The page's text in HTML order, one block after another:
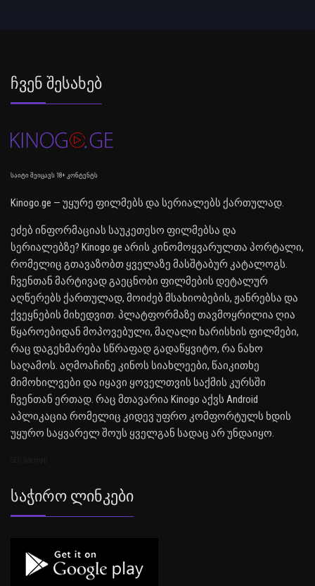
Ჩვენ Შესახებ
საიტი შეიცავს 18+ კონტენტს
Kinogo.ge — უყურე ფილმებს და სერიალებს ქართულად.
ეძებ ინფორმაციას საუკეთესო ფილმებსა და
სერიალებზე? Kinogo.ge არის კინომოყვარულთა პორტალი,
რომელიც გთავაზობთ ყველაზე მასშტაბურ კატალოგს.
ჩვენთან მარტივად გაეცნობი ფილმების დეტალურ
აღწერებს ქართულად, მოიძებ მსახიობების, ჟანრებსა და
ქვეყნების მიხედვით. პლატფორმაზე თავმოყრილია ღია
წყაროებიდან მოპოვებული, მაღალი ხარისხის ფილმები,
რაც დაგეხმარება სწრაფად გადაწყვიტო, რა ნახო
საღამოს. აღმოაჩინე კინოს სიახლეები, წაიკითხე
მიმოხილვები და იყავი ყოველთვის საქმის კურსში
ჩვენთან ერთად. რაც მთავარია Kinogo აქვს Android
აპლიკაცია რომელიც კიდევ უფრო კომფორტულს ხდის
უყურო საყვარელ შოუს ყველგან სადაც არ უნდაიყო.
Საჭირო Ლინკები